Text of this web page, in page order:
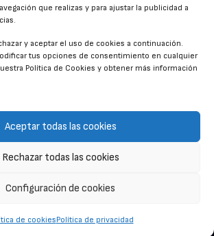
que realizas y para ajustar la publicidad a
y aceptar el uso de cookies a continuación.
tus opciones de consentimiento en cualquier
Política de Cookies y obtener más información
Aceptar todas las cookies
Rechazar todas las cookies
Configuración de cookies
de cookiesPolítica de privacidad
POLÍTICA DE COOKIES
© CINERAMA 2026